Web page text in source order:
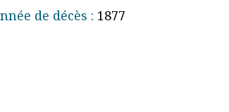
de décès : 1877